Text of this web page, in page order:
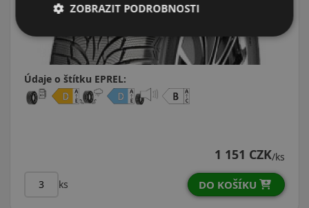
Údaje o štítku EPREL:
1 151 CZK/ks
ks DO KOŠÍKU
ZOBRAZIT PODROBNOSTI